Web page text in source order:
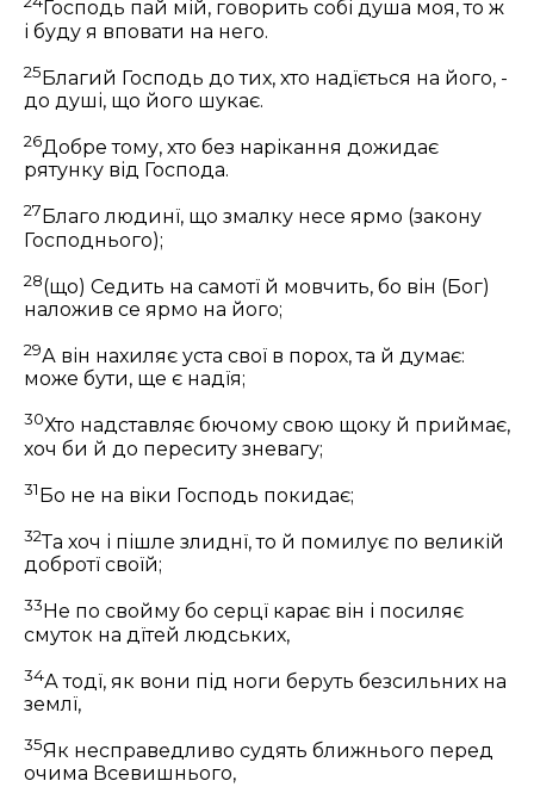
Господь пай мій, говорить собі душа моя, то ж
і буду я вповати на него.
25Благий Господь до тих, хто надїється на його, -
до душі, що його шукає.
26Добре тому, хто без нарікання дожидає
рятунку від Господа.
27 Благо людинї, що змалку несе ярмо (закону
Господнього);
28(що) Седить на самотї й мовчить, бо він (Бог)
наложив се ярмо на його;
29А він нахиляє уста свої в порох, та й думає:
може бути, ще є надїя;
30Хто надставляє бючому свою щоку й приймає,
хоч би й до переситу зневагу;
31Бо не на віки Господь покидає;
32Та хоч і пішле злиднї, то й помилує по великій
добротї своїй;
33 Не по свойму бо серцї карає він і посиляє
смуток на дїтей людських,
34А тодї, як вони під ноги беруть безсильних на
землї,
35Як несправедливо судять ближнього перед
очима Всевишнього,